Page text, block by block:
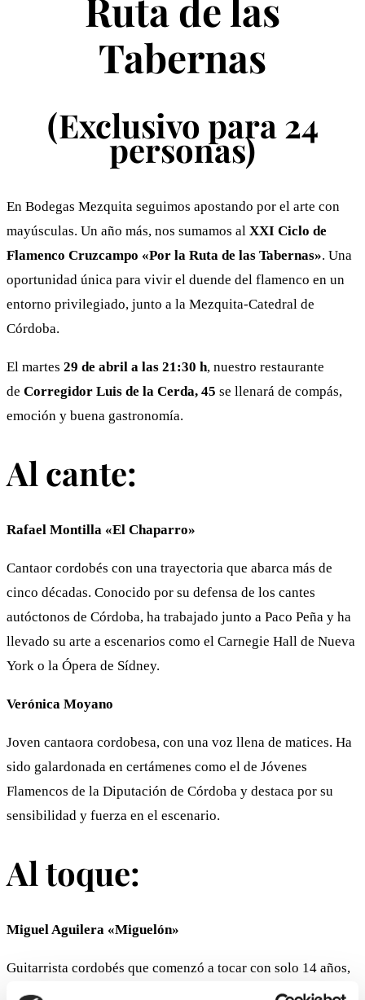
Tabernas
(Exclusivo para 24
personas)
En Bodegas Mezquita seguimos apostando por el arte con
mayúsculas. Un año más, nos sumamos al XXI Ciclo de
Flamenco Cruzcampo «Por la Ruta de las Tabernas». Una
oportunidad única para vivir el duende del flamenco en un
entorno privilegiado, junto a la Mezquita-Catedral de
Córdoba.
El martes 29 de abril a las 21:30 h, nuestro restaurante
de Corregidor Luis de la Cerda, 45 se llenará de compás,
emoción y buena gastronomía.
Al cante:
Rafael Montilla «El Chaparro»
Cantaor cordobés con una trayectoria que abarca más de
cinco décadas. Conocido por su defensa de los cantes
autóctonos de Córdoba, ha trabajado junto a Paco Peña y ha
llevado su arte a escenarios como el Carnegie Hall de Nueva
York o la Ópera de Sídney.
Verónica Moyano
Joven cantaora cordobesa, con una voz llena de matices. Ha
sido galardonada en certámenes como el de Jóvenes
Flamencos de la Diputación de Córdoba y destaca por su
sensibilidad y fuerza en el escenario.
Al toque:
Miguel Aguilera «Miguelón»
Guitarrista cordobés que comenzó a tocar con solo 14 años,
formándose durante casi una década con Juanma “El